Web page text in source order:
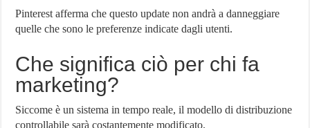
Pinterest afferma che questo update non andrà a danneggiare
quelle che sono le preferenze indicate dagli utenti.
Che significa ciò per chi fa
marketing?
Siccome è un sistema in tempo reale, il modello di distribuzione
controllabile sarà costantemente modificato.